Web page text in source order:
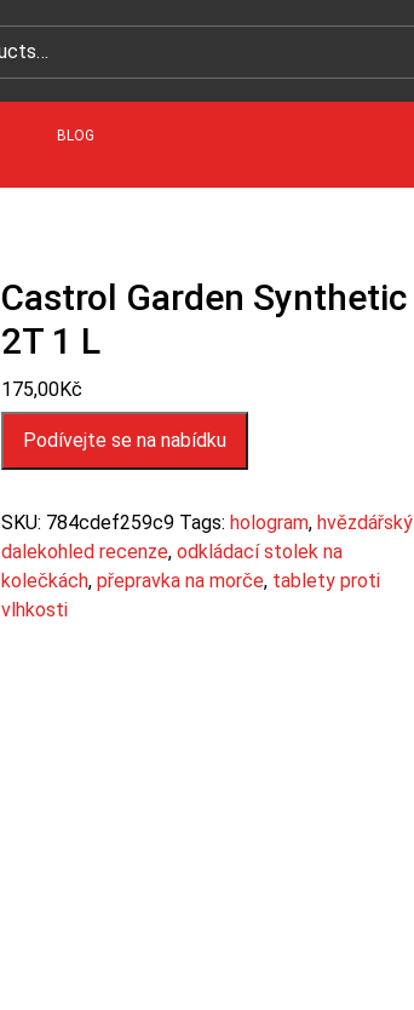
BLOG
Castrol Garden Synthetic
2T 1 L
175,00Kč
Podívejte se na nabídku
SKU: 784cdef259c9 Tags: hologram, hvězdářský
dalekohled recenze, odkládací stolek na
kolečkách, přepravka na morče, tablety proti
vlhkosti